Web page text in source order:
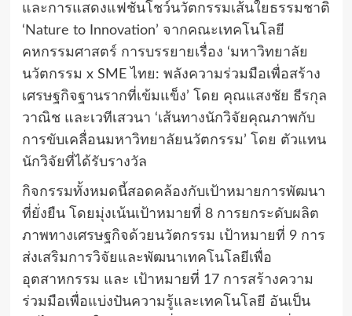
และการแสดงแฟชั่นโชว์นวัตกรรมเส้นใยธรรมชาติ
‘Nature to Innovation’ จากคณะเทคโนโลยี
คหกรรมศาสตร์ การบรรยายเรื่อง ‘มหาวิทยาลัย
นวัตกรรม x SME ไทย: พลังความร่วมมือเพื่อสร้าง
เศรษฐกิจฐานรากที่เข้มแข็ง’ โดย คุณแสงชัย ธีรกุล
วาณิช และเวทีเสวนา ‘เส้นทางนักวิจัยคุณภาพกับ
การขับเคลื่อนมหาวิทยาลัยนวัตกรรม’ โดย ตัวแทน
นักวิจัยที่ได้รับรางวัล
กิจกรรมทั้งหมดนี้สอดคล้องกับเป้าหมายการพัฒนา
ที่ยั่งยืน โดยมุ่งเน้นเป้าหมายที่ 8 การยกระดับผลิต
ภาพทางเศรษฐกิจด้วยนวัตกรรม เป้าหมายที่ 9 การ
ส่งเสริมการวิจัยและพัฒนาเทคโนโลยีเพื่อ
อุตสาหกรรม และ เป้าหมายที่ 17 การสร้างความ
ร่วมมือเพื่อแบ่งปันความรู้และเทคโนโลยี อันเป็น